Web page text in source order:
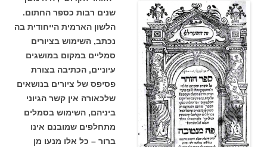
שנים רבות כספר החתום.
הלשון הארמית הייחודית בה
נכתב, השימוש בציורים
סמליים במקום במושגים
עיוניים, הכתיבה בצורת
פסיפס של ציורים בנושאים
שלכאורה אין קשר הגיוני
ביניהם, השימוש בסמלים
מתחלפים שמובנם אינו
ברור – כל אלו מנעו מן